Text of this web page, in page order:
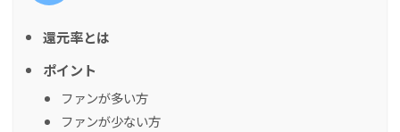
還元率とは
ポイント
ファンが多い方
ファンが少ない方